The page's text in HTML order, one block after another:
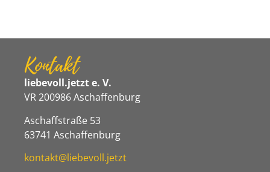
Kontakt
liebevoll.jetzt e. V.
VR 200986 Aschaffenburg
Aschaffstraße 53
63741 Aschaffenburg
kontakt@liebevoll.jetzt